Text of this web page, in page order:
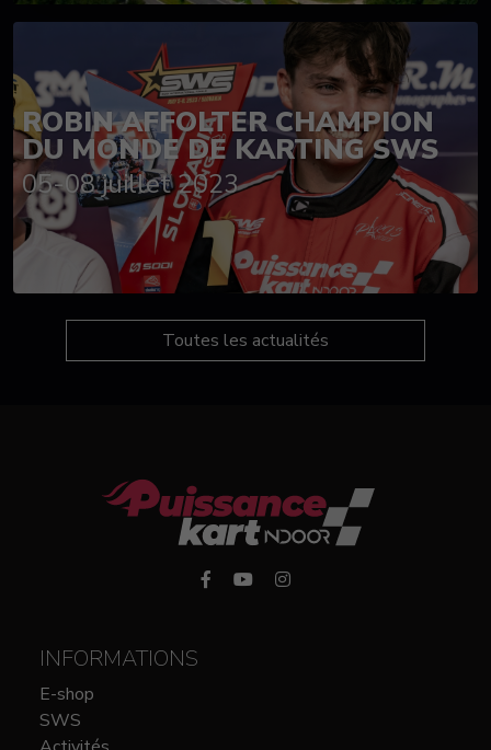
ROBIN AFFOLTER CHAMPION
DU MONDE DE KARTING SWS
05-08 juillet 2023
Toutes les actualités
INFORMATIONS
E-shop
SWS